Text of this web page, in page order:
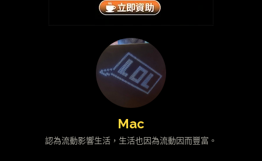
Mac
認為流動影響生活，生活也因為流動因而豐富。